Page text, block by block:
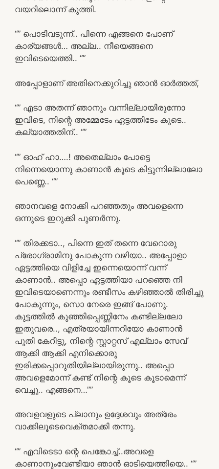
വയറിലൊന്ന് കുത്തി.
“” പൊടിവടുന്ന്.. പിന്നെ എങ്ങനെ പോണ്
കാര്യങ്ങൾ… അല്ല.. നീയെങ്ങനെ
ഇവിടെയെത്തി.. “”
അപ്പോളാണ് അതിനെക്കുറിച്ചു ഞാൻ ഓർത്തത്,
“” എടാ അതന്ന് ഞാനും വന്നില്ലായിരുന്നോ
ഇവിടെ, നിന്റെ അമ്മേടേം ഏട്ടത്തിടേം കൂടെ..
കല്യാത്തതിന്.. “”
“” ഓഹ് ഹാ….! അതെല്ലാം പോട്ടെ
നിന്നെയൊന്നു കാണാൻ കൂടെ കിട്ടുന്നില്ലാലോ
പെണ്ണെ.. “”
ഞാനവളെ നോക്കി പറഞ്ഞതും അവളെന്നെ
ഒന്നുടെ ഇറുക്കി പുണർന്നു.
“” തിരക്കടാ.., പിന്നെ ഇത് തന്നെ വേറൊരു
പ്രോഗ്രാമിനു പോകുന്ന വഴിയാ.. അപ്പോളാ
ഏട്ടത്തിയെ വിളിച്ചേ ഇന്നെയൊന്ന് വന്ന്
കാണാൻ.. അപ്പൊ ഏട്ടത്തിയാ പറഞ്ഞെ നി
ഇവിടെയാണെന്നും രണ്ടീസം കഴിഞ്ഞാൽ തിരിച്ചു
പോകുന്നും, സൊ നേരെ ഇങ്ങ് പോണു.
കുട്ടത്തിൽ കുഞ്ഞിപ്പെണ്ണിനേം കണ്ടില്ലലോ
ഇതുവരെ.., എത്രയായിന്നറിയോ കാണാൻ
പൂതി കേറീട്ടു, നിന്റെ സ്റ്റാറ്റസ് എല്ലാം സേവ്
ആക്കി ആക്കി എനിക്കൊരു
ഇരിക്കപ്പൊറുതിയില്ലായിരുന്നു.. അപ്പൊ
അവളെമോന്ന് കണ്ട് നിന്റെ കൂടെ കൂടാമെന്ന്
വെച്ചു.. എങ്ങനെ…””
അവളവളുടെ പ്ലാനും ഉദ്ദേശവും അത്രേം
വാക്കിലൂടെവെക്തമാക്കി തന്നു.
“” എവിടെടാ ന്റെ പെങ്കോച്ച്..അവളെ
കാണാനുംവേണ്ടിയാ ഞാൻ ഓടിയെത്തിയെ.. “”